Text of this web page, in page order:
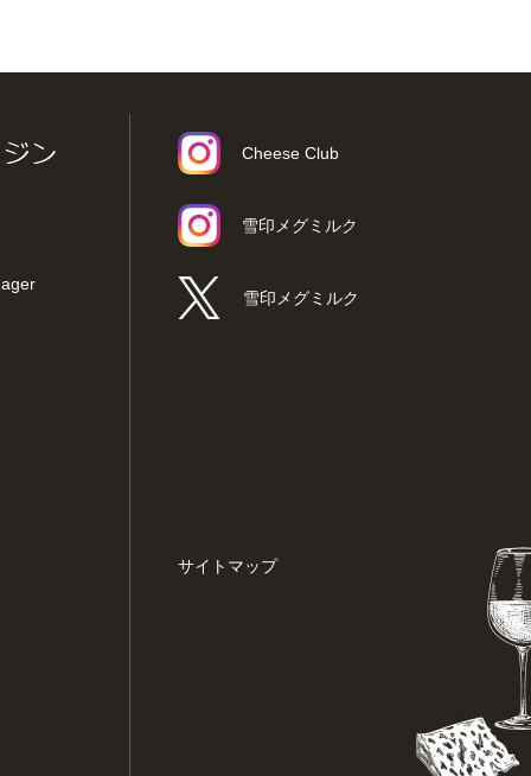
Cheese Club
雪印メグミルク
雪印メグミルク
サイトマップ